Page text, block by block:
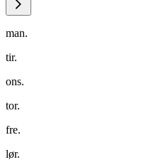
man.
tir.
ons.
tor.
fre.
lør.